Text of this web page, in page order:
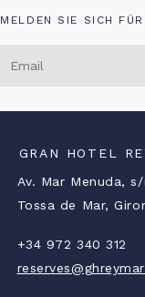
MELDEN SIE SICH
GRAN HOTEL
Av. Mar Menuda, s/
Tossa de Mar,
+34 972 340 312